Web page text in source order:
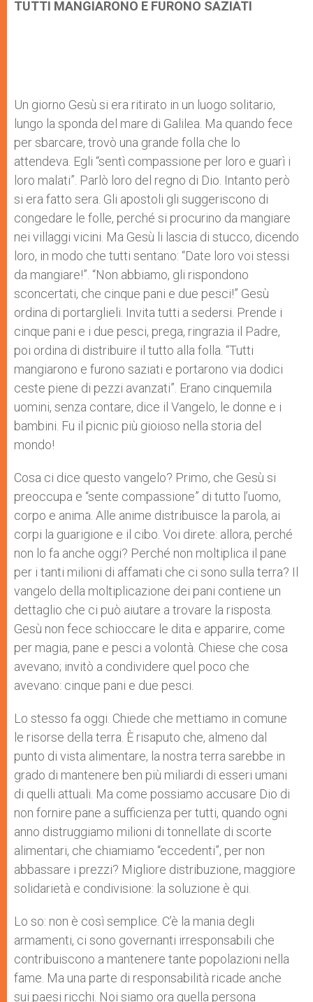
TUTTI MANGIARONO E FURONO SAZIATI
Un giorno Gesù si era ritirato in un luogo solitario,
lungo la sponda del mare di Galilea. Ma quando fece
per sbarcare, trovò una grande folla che lo
attendeva. Egli “sentì compassione per loro e guarì i
loro malati”. Parlò loro del regno di Dio. Intanto però
si era fatto sera. Gli apostoli gli suggeriscono di
congedare le folle, perché si procurino da mangiare
nei villaggi vicini. Ma Gesù li lascia di stucco, dicendo
loro, in modo che tutti sentano: “Date loro voi stessi
da mangiare!”. “Non abbiamo, gli rispondono
sconcertati, che cinque pani e due pesci!” Gesù
ordina di portarglieli. Invita tutti a sedersi. Prende i
cinque pani e i due pesci, prega, ringrazia il Padre,
poi ordina di distribuire il tutto alla folla. “Tutti
mangiarono e furono saziati e portarono via dodici
ceste piene di pezzi avanzati”. Erano cinquemila
uomini, senza contare, dice il Vangelo, le donne e i
bambini. Fu il picnic più gioioso nella storia del
mondo!
Cosa ci dice questo vangelo? Primo, che Gesù si
preoccupa e “sente compassione” di tutto l’uomo,
corpo e anima. Alle anime distribuisce la parola, ai
corpi la guarigione e il cibo. Voi direte: allora, perché
non lo fa anche oggi? Perché non moltiplica il pane
per i tanti milioni di affamati che ci sono sulla terra? Il
vangelo della moltiplicazione dei pani contiene un
dettaglio che ci può aiutare a trovare la risposta.
Gesù non fece schioccare le dita e apparire, come
per magia, pane e pesci a volontà. Chiese che cosa
avevano; invitò a condividere quel poco che
avevano: cinque pani e due pesci.
Lo stesso fa oggi. Chiede che mettiamo in comune
le risorse della terra. È risaputo che, almeno dal
punto di vista alimentare, la nostra terra sarebbe in
grado di mantenere ben più miliardi di esseri umani
di quelli attuali. Ma come possiamo accusare Dio di
non fornire pane a sufficienza per tutti, quando ogni
anno distruggiamo milioni di tonnellate di scorte
alimentari, che chiamiamo “eccedenti”, per non
abbassare i prezzi? Migliore distribuzione, maggiore
solidarietà e condivisione: la soluzione è qui.
Lo so: non è così semplice. C’è la mania degli
armamenti, ci sono governanti irresponsabili che
contribuiscono a mantenere tante popolazioni nella
fame. Ma una parte di responsabilità ricade anche
sui paesi ricchi. Noi siamo ora quella persona